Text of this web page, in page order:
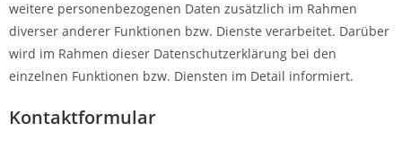
weitere personenbezogenen Daten zusätzlich im Rahmen
diverser anderer Funktionen bzw. Dienste verarbeitet. Darüber
wird im Rahmen dieser Datenschutzerklärung bei den
einzelnen Funktionen bzw. Diensten im Detail informiert.
Kontaktformular